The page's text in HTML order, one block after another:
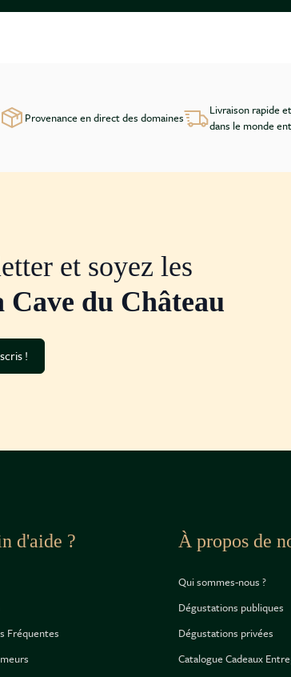
Provenance en direct des domaines
Livraison rapide
dans le monde
et soyez les
Cave du Château
!
d'aide ?
Fréquentes
À propos de
Qui sommes-nous ?
Dégustations publiques
Dégustations privées
Catalogue Cadeaux